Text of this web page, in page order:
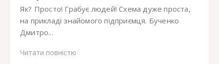
Як? Просто! Грабує людей! Схема дуже проста,
на прикладі знайомого підприємця. Бученко
Дмитро...
Читати повністю